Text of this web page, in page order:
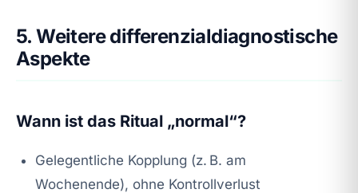
5. Weitere differenzialdiagnostische
Aspekte
Wann ist das Ritual „normal“?
Gelegentliche Kopplung (z. B. am
Wochenende), ohne Kontrollverlust